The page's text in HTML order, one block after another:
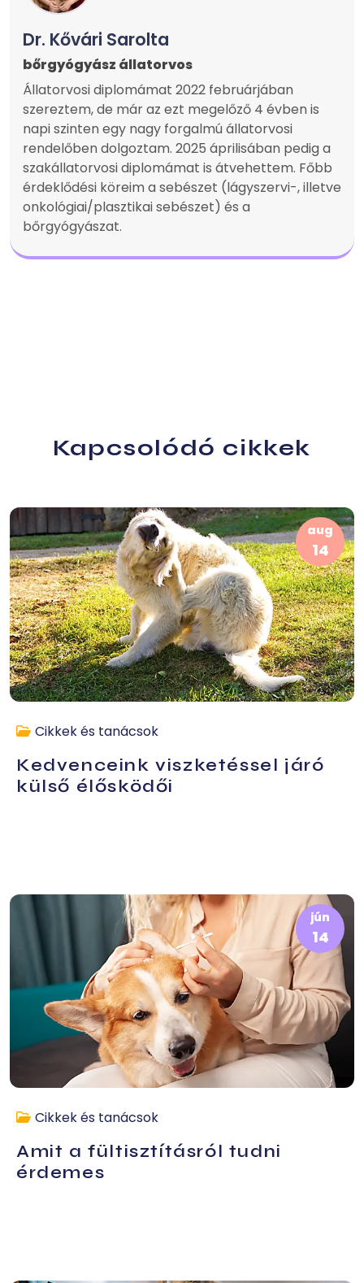
Dr. Kővári Sarolta
bőrgyógyász állatorvos
Állatorvosi diplomámat 2022 februárjában
szereztem, de már az ezt megelőző 4 évben is
napi szinten egy nagy forgalmú állatorvosi
rendelőben dolgoztam. 2025 áprilisában pedig a
szakállatorvosi diplomámat is átvehettem. Főbb
érdeklődési köreim a sebészet (lágyszervi-, illetve
onkológiai/plasztikai sebészet) és a
bőrgyógyászat.
Kapcsolódó cikkek
aug
14
Cikkek és tanácsok
Kedvenceink viszketéssel járó
külső élősködői
jún
14
Cikkek és tanácsok
Amit a fültisztításról tudni
érdemes